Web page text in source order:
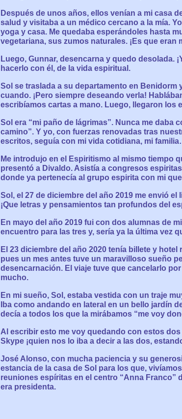
Después de unos años, ellos venían a mi casa
salud y visitaba a un médico cercano a la mía.
yoga y casa. Me quedaba esperándoles hasta
vegetariana, sus zumos naturales. ¡Es que eran
Luego, Gunnar, desencarna y quedo desolada.
hacerlo con él, de la vida espiritual.
Sol se traslada a su departamento en Benidorm
cuando. ¡Pero siempre deseando verla!
escribíamos cartas a mano. Luego, llegaron los
Sol era “mi paño de lágrimas”. Nunca me daba
camino”. Y yo, con fuerzas renovadas tras
escritos, seguía con mi vida cotidiana, mi
Me introdujo en el Espiritismo al mismo tiempo
presentó a Divaldo. Asistía a congresos
donde ya pertenecía al grupo espirita con mi
Sol, el 27 de diciembre del año 2019 me envió
¡Que letras y pensamientos tan profundos del
En mayo del año 2019 fui con dos alumnas de
encuentro para las tres y, sería ya la última vez
El 23 diciembre del año 2020 tenía billete y
pues un mes antes tuve un maravilloso sueño
desencarnación. El viaje tuve que cancelarlo
mucho.
En mi sueño, Sol, estaba vestida con un traje
Iba como andando en lateral en un bello jardín
decía a todos los que la mirábamos “me voy
Al escribir esto me voy quedando con estos
Skype ¡quien nos lo iba a decir a las dos,
José Alonso, con mucha paciencia y su
estancia de la casa de Sol para los que,
reuniones espíritas en el centro “Anna Franco”
era presidenta.